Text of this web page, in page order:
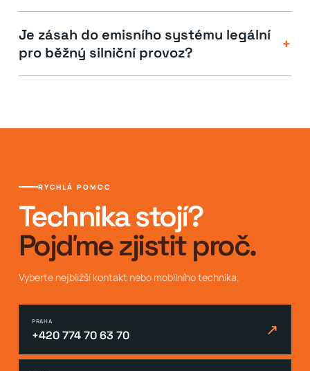
Je zásah do emisního systému legální
pro běžný silniční provoz?
+
RYCHLÁ POMOC
Technika stojí?
Pojďme zjistit proč.
Vyberte nejbližší kontakt nebo mobilního technika.
PRAHA
+420 774 70 63 70 ↗